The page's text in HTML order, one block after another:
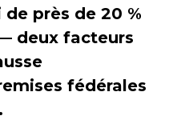
près de 20 %
deux facteurs
fédérales